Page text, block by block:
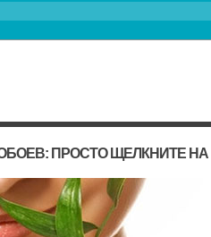
ПРОСТО ЩЕЛКНИТЕ